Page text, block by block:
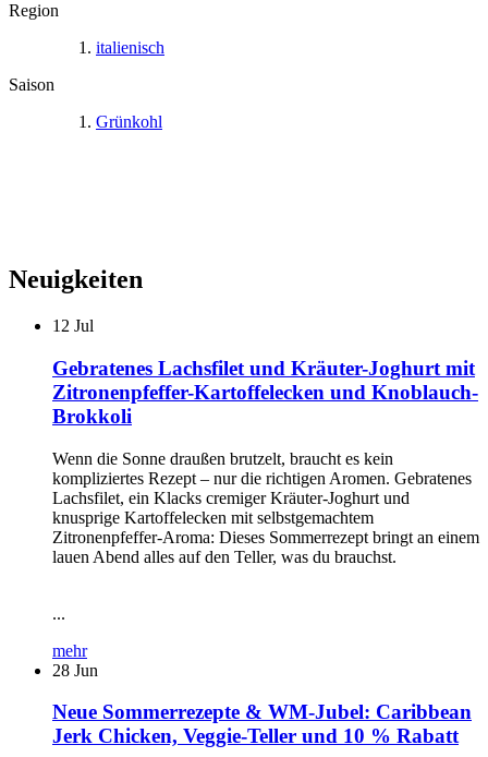
Region
italienisch
Saison
Grünkohl
Neuigkeiten
12 Jul
Gebratenes Lachsfilet und Kräuter-Joghurt mit
Zitronenpfeffer-Kartoffelecken und Knoblauch-
Brokkoli
Wenn die Sonne draußen brutzelt, braucht es kein
kompliziertes Rezept – nur die richtigen Aromen. Gebratenes
Lachsfilet, ein Klacks cremiger Kräuter-Joghurt und
knusprige Kartoffelecken mit selbstgemachtem
Zitronenpfeffer-Aroma: Dieses Sommerrezept bringt an einem
lauen Abend alles auf den Teller, was du brauchst.
...
mehr
28 Jun
Neue Sommerrezepte & WM-Jubel: Caribbean
Jerk Chicken, Veggie-Teller und 10 % Rabatt